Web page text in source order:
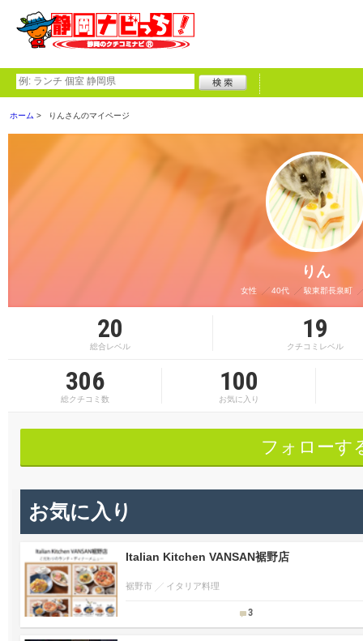
ホーム りんさんのマイページ
りん
女性 40代 駿東郡長泉町
20
総合レベル
19
クチコミレベル
306
総クチコミ数
100
お気に入り
フォローす
お気に入り
Italian Kitchen VANSAN裾野店
裾野市 イタリア料理
3